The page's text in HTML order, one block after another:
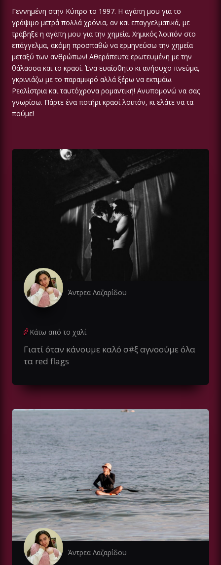
Γεννημένη στην Κύπρο το 1997. Η αγάπη μου για το
γράψιμο μετρά πολλά χρόνια, αν και επαγγελματικά, με
τράβηξε η αγάπη μου για την χημεία. Χημικός λοιπόν στο
επάγγελμα, ακόμη προσπαθώ να ερμηνεύσω την χημεία
μεταξύ των ανθρώπων! Αθεράπευτα ερωτευμένη με την
θάλασσα και το κρασί. Ένα ευαίσθητο κι ανήσυχο πνεύμα,
γκρινιάζω με το παραμικρό αλλά ξέρω να εκτιμάω.
Ρεαλίστρια και ταυτόχρονα ρομαντική! Ανυπομονώ να σας
γνωρίσω. Πάρτε ένα ποτήρι κρασί λοιπόν, κι ελάτε να τα
πούμε!
Άντρεα Λαζαρίδου
Κάτω από το χαλί
Γιατί όταν κάνουμε καλό σ#ξ αγνοούμε όλα
τα red flags
Άντρεα Λαζαρίδου